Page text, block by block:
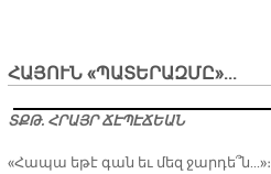
ՀԱՅՈՒՆ «ՊԱՏԵՐԱԶՄԸ»...
ՏՔԹ. ՀՐԱՅՐ ՃԷ­ՊԷ­ՃԵԱՆ
«Հա­պա ե­թէ գան եւ մեզ ջար­դե՞ն...»։